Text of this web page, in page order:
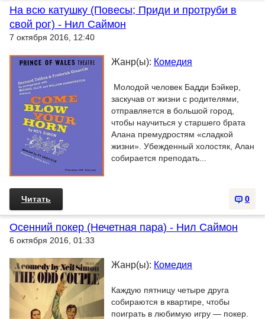
На всю катушку (Повесы; Приди и протруби в
свой рог) - Нил Саймон
7 октября 2016, 12:40
Жанр(ы): Комедия
Молодой человек Бадди Бэйкер,
заскучав от жизни с родителями,
отправляется в большой город,
чтобы научиться у старшего брата
Алана премудростям «сладкой
жизни». Убежденный холостяк, Алан
собирается преподать...
0
Читать
Осенний покер (Нечетная пара) - Нил Саймон
6 октября 2016, 01:33
Жанр(ы): Комедия
Каждую пятницу четыре друга
собираются в квартире, чтобы
поиграть в любимую игру — покер.